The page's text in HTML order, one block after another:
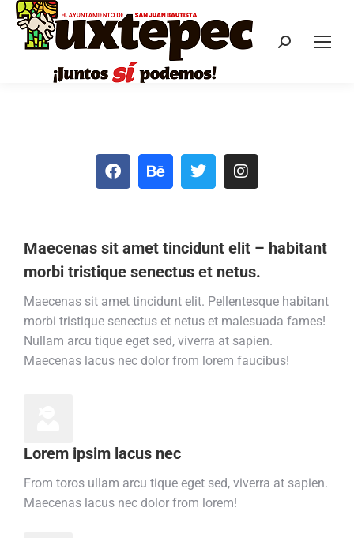
Maecenas sit amet tincidunt elit – habitant
morbi tristique senectus et netus.
Maecenas sit amet tincidunt elit. Pellentesque habitant
morbi tristique senectus et netus et malesuada fames!
Nullam arcu tique eget sed, viverra at sapien.
Maecenas lacus nec dolor from lorem faucibus!
Lorem ipsim lacus nec
From toros ullam arcu tique eget sed, viverra at sapien.
Maecenas lacus nec dolor from lorem!